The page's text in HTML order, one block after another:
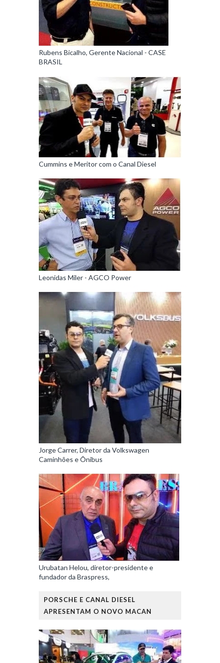
Rubens Bicalho, Gerente Nacional - CASE
BRASIL
Cummins e Meritor com o Canal Diesel
Leonidas Miler - AGCO Power
Jorge Carrer, Diretor da Volkswagen
Caminhões e Ônibus
Urubatan Helou, diretor-presidente e
fundador da Braspress,
PORSCHE E CANAL DIESEL
APRESENTAM O NOVO MACAN